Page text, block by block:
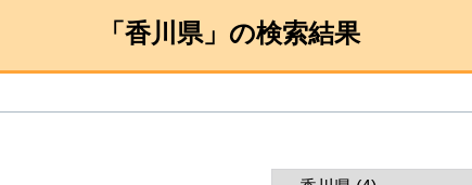
「 香川県」の検索結果